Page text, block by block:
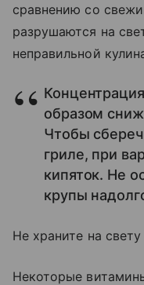
сравнению со
разрушаются на
неправильной
образом
Чтобы
гриле, при
кипяток. Не
крупы
Не храните на
Некоторые